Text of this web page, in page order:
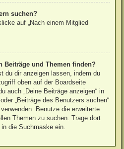
suchen?
auf „Nach einem Mitglied
Beiträge und Themen finden?
du dir anzeigen lassen, indem du
oben auf der Boardseite
auch „Deine Beiträge anzeigen“ in
„Beiträge des Benutzers suchen“
Benutze die erweiterte
Themen zu suchen. Trage dort
die Suchmaske ein.